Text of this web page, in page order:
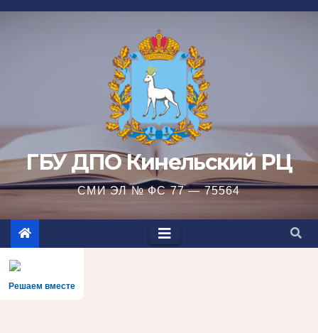
Перейти
ГБУ ДПО Кинельский РЦ
СМИ ЭЛ № ФС 77 — 75564
Решаем вместе